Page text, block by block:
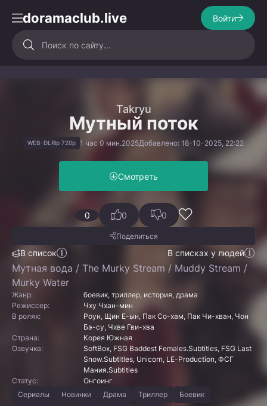
doramaclub.live Войти
Takryu
Мутный поток
WEB-DLRip 720p 1 час 0 мин.2025Добавлено: 18-10-2025, 22:22
Смотреть
0
В список В списках у людей
0 0
Поделиться
Мутная вода / The Murky Stream / Muddy Stream /
Murky Water
Жанр:
боевик, триллер, история, драма
Режиссер:
Чху Чхан-мин
В ролях:
Роун, Щин Е-ын, Пак Со-хам, Пак Чи-хван, Чон
Бэ-су, Чхве Гви-хва
Страна:
Корея Южная
Озвучка:
SoftBox, FSG Baddest Females.Subtitles, FSG Last
Snow.Subtitles, Unicorn, LE-Production, ФСГ
Мания.Subtitles
Статус:
Онгоинг
Сериалы
Новинки Драма Триллер
Боевик